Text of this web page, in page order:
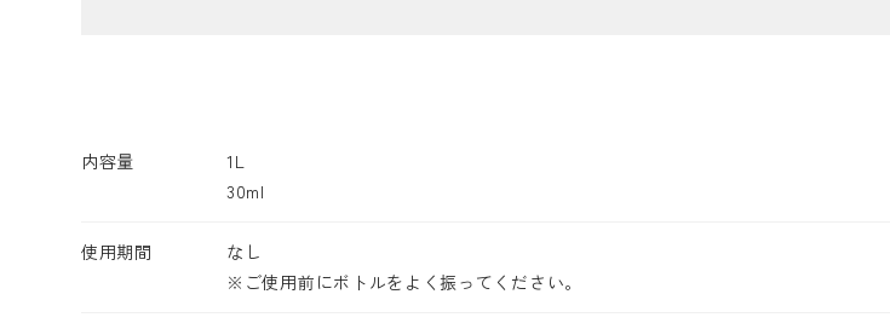
内容量
1L
30ml
使用期間
なし
※ご使用前にボトルをよく振ってください。